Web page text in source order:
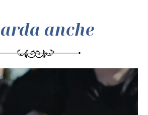
anche